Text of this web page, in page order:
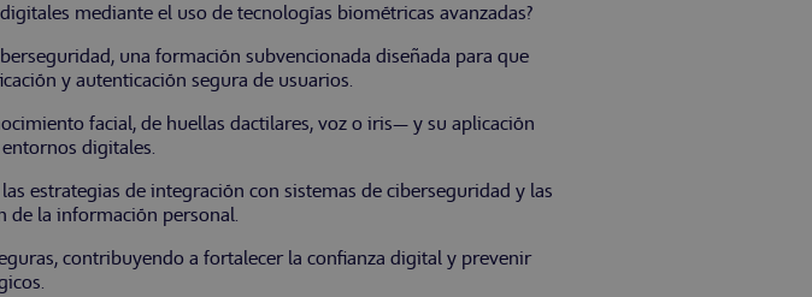
mediante el uso de tecnologías biométricas avanzadas?
una formación subvencionada diseñada para que
y autenticación segura de usuarios.
facial, de huellas dactilares, voz o iris— y su aplicación
digitales.
estrategias de integración con sistemas de ciberseguridad y las
de la información personal.
contribuyendo a fortalecer la confianza digital y prevenir